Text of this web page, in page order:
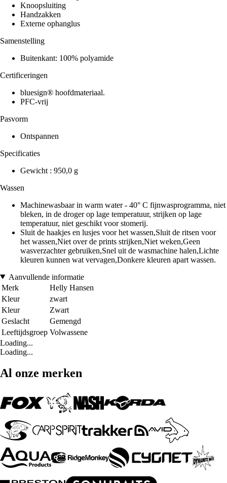
Knoopsluiting
Handzakken
Externe ophanglus
Samenstelling
Buitenkant: 100% polyamide
Certificeringen
bluesign® hoofdmateriaal.
PFC-vrij
Pasvorm
Ontspannen
Specificaties
Gewicht : 950,0 g
Wassen
Machinewasbaar in warm water - 40° C fijnwasprogramma, niet
bleken, in de droger op lage temperatuur, strijken op lage
temperatuur, niet geschikt voor stomerij.
Sluit de haakjes en lusjes voor het wassen,Sluit de ritsen voor
het wassen,Niet over de prints strijken,Niet weken,Geen
wasverzachter gebruiken,Snel uit de wasmachine halen,Lichte
kleuren kunnen wat vervagen,Donkere kleuren apart wassen.
Aanvullende informatie
Merk
Helly Hansen
Kleur
zwart
Kleur
Zwart
Geslacht
Gemengd
Leeftijdsgroep Volwassene
Loading...
Loading...
Al onze merken